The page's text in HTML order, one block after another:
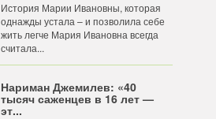
История Марии Ивановны, которая
однажды устала – и позволила себе
жить легче Мария Ивановна всегда
считала...
Нариман Джемилев: «40
тысяч саженцев в 16 лет —
эт...